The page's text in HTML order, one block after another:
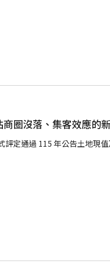
圈沒落、集客效應的
定通過 115 年公告土地現